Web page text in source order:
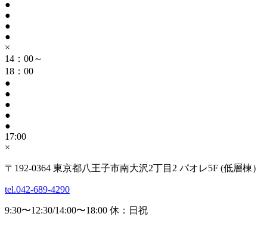
●
●
●
●
×
14：00～
18：00
●
●
●
●
●
17:00
×
〒192-0364 東京都八王子市南大沢2丁目2 パオレ5F (低層棟）
tel.042-689-4290
9:30〜12:30/14:00〜18:00 休：日祝